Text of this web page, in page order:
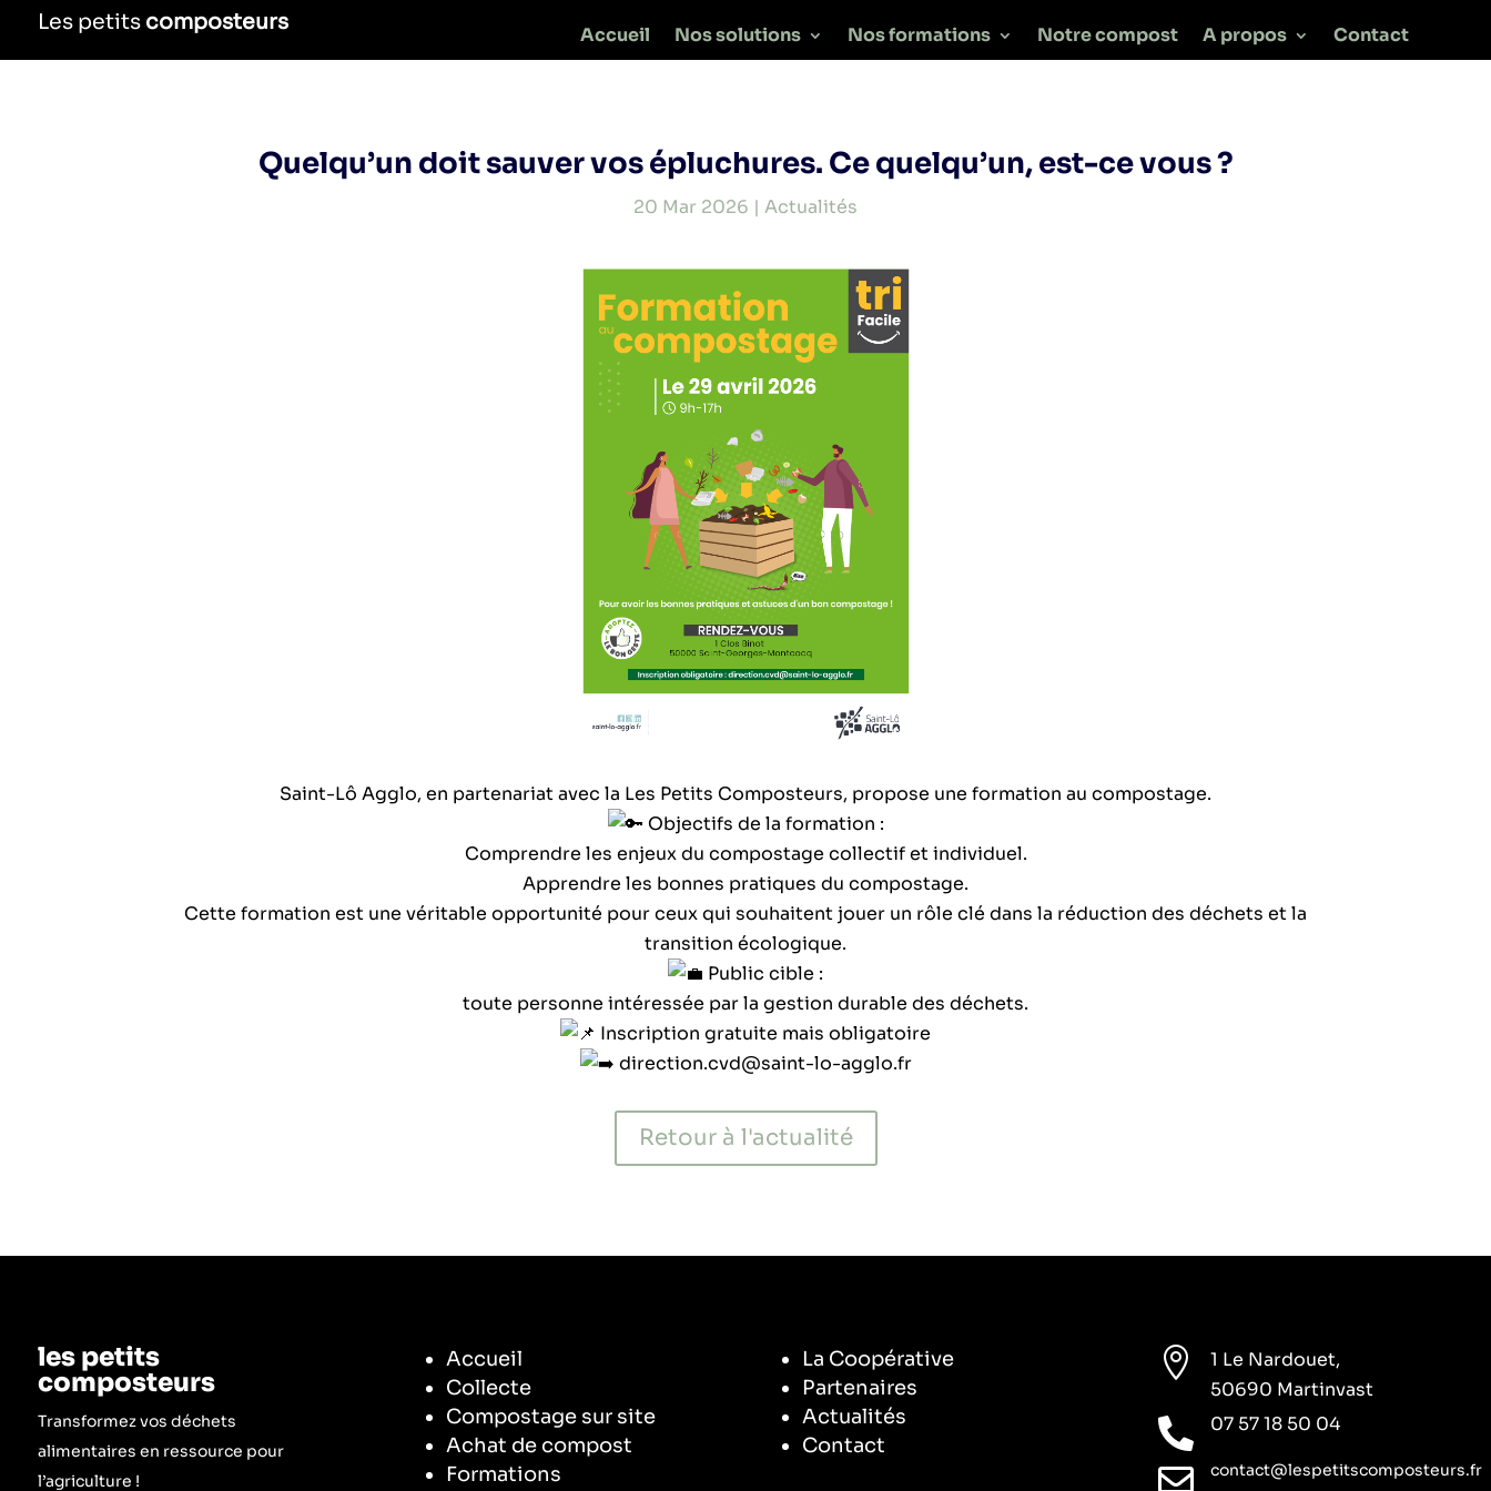
Les petits composteurs Accueil Nos solutions Nos formations Notre compost A propos Contact
Quelqu’un doit sauver vos épluchures. Ce quelqu’un, est-ce vous ?
20 Mar 2026 | Actualités
Saint-Lô Agglo, en partenariat avec la Les Petits Composteurs, propose une formation au compostage.
Objectifs de la formation :
Comprendre les enjeux du compostage collectif et individuel.
Apprendre les bonnes pratiques du compostage.
Cette formation est une véritable opportunité pour ceux qui souhaitent jouer un rôle clé dans la réduction des déchets et la
transition écologique.
Public cible :
toute personne intéressée par la gestion durable des déchets.
Inscription gratuite mais obligatoire
direction.cvd@saint-lo-agglo.fr
Retour à l'actualité
les petits
composteurs
Transformez vos déchets
alimentaires en ressource pour
l’agriculture !
Accueil
Collecte
Compostage sur site
Achat de compost
Formations
La Coopérative
Partenaires
Actualités
Contact

1 Le Nardouet,
50690 Martinvast
 07 57 18 50 04
 contact@lespetitscomposteurs.fr